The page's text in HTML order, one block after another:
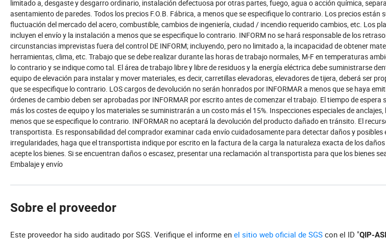
limitado a, desgaste y desgarro ordinario, instalación defectuosa por otras partes, fuego, agua o acción química,
asentamiento de paredes. Todos los precios F.O.B. Fábrica, a menos que se especifique lo contrario. Los precios están
fluctuación del mercado del acero, combustible, cambios de ingeniería, ciudad / incendio requerido cambios, etc. Los
incluyen el envío y la instalación a menos que se especifique lo contrario. INFORM no se hará responsable de los
circunstancias imprevistas fuera del control DE INFORM; incluyendo, pero no limitado a, la incapacidad de obtener
herramientas, clima, etc. Trabajo que se debe realizar durante las horas de trabajo normales, M-F en temperaturas
lo contrario y se indique como tal. El área de trabajo libre y libre de residuos y la energía eléctrica debe suministrarse
equipo de elevación para instalar y mover materiales, es decir, carretillas elevadoras, elevadores de tijera, deberá ser
que se especifique lo contrario. LOS cargos de devolución no serán honrados por INFORMAR a menos que se haya
órdenes de cambio deben ser aprobadas por INFORMAR por escrito antes de comenzar el trabajo. El tiempo de
más los costes de equipo y los materiales se suministrarán a un costo más el 15%. Inspecciones especiales de
menos que se especifique lo contrario. INFORMAR no aceptará la devolución del producto dañado en tránsito. El
transportista. Es responsabilidad del comprador examinar cada envío cuidadosamente para detectar daños y posibles
irregularidades, haga que el transportista indique por escrito en la factura de la carga la naturaleza exacta de los
acepte los bienes. Si se encuentran daños o escasez, presentar una reclamación al transportista para que los bienes
Embalaje y envío
Sobre el proveedor
Este proveedor ha sido auditado por SGS. Verifique el informe en el sitio web oficial de SGS con el ID "QIP-